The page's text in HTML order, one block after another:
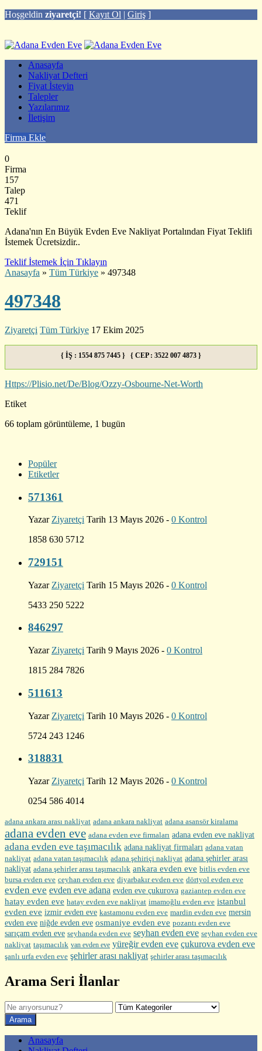
Hoşgeldin ziyaretçi! [ Kayıt Ol | Giriş ]
Anasayfa
Nakliyat Defteri
Fiyat İsteyin
Talepler
Yazılarımız
İletişim
Firma Ekle
0
Firma
157
Talep
471
Teklif
Adana'nın En Büyük Evden Eve Nakliyat Portalından Fiyat Teklifi
İstemek Ücretsizdir..
Teklif İstemek İçin Tıklayın
Anasayfa » Tüm Türkiye » 497348
497348
Ziyaretçi Tüm Türkiye 17 Ekim 2025
{ İŞ : 1554 875 7445 } { CEP : 3522 007 4873 }
Https://Plisio.net/De/Blog/Ozzy-Osbourne-Net-Worth
Etiket
66 toplam görüntüleme, 1 bugün
Popüler
Etiketler
571361
Yazar Ziyaretçi Tarih 13 Mayıs 2026 - 0 Kontrol
1858 630 5712
729151
Yazar Ziyaretçi Tarih 15 Mayıs 2026 - 0 Kontrol
5433 250 5222
846297
Yazar Ziyaretçi Tarih 9 Mayıs 2026 - 0 Kontrol
1815 284 7826
511613
Yazar Ziyaretçi Tarih 10 Mayıs 2026 - 0 Kontrol
5724 243 1246
318831
Yazar Ziyaretçi Tarih 12 Mayıs 2026 - 0 Kontrol
0254 586 4014
adana ankara arası nakliyat adana ankara nakliyat adana asansör kiralama
adana evden eve adana evden eve firmaları adana evden eve nakliyat
adana evden eve taşımacılık adana nakliyat firmaları adana vatan
nakliyat adana vatan taşımacılık adana şehiriçi nakliyat adana şehirler arası
nakliyat adana şehirler arası taşımacılık ankara evden eve bitlis evden eve
bursa evden eve ceyhan evden eve diyarbakır evden eve dörtyol evden eve
evden eve evden eve adana evden eve çukurova gaziantep evden eve
hatay evden eve hatay evden eve nakliyat imamoğlu evden eve istanbul
evden eve izmir evden eve kastamonu evden eve mardin evden eve mersin
evden eve niğde evden eve osmaniye evden eve pozantı evden eve
sarıçam evden eve seyhanda evden eve seyhan evden eve seyhan evden eve
nakliyat taşımacılık van evden eve yüreğir evden eve çukurova evden eve
şanlı urfa evden eve şehirler arası nakliyat şehirler arası taşımacılık
Arama Seri İlanlar
Anasayfa